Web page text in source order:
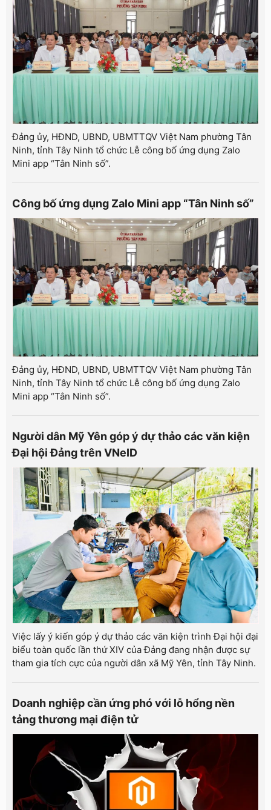
Đảng ủy, HĐND, UBND, UBMTTQV Việt Nam phường Tân
Ninh, tỉnh Tây Ninh tổ chức Lễ công bố ứng dụng Zalo
Mini app “Tân Ninh số”.
Công bố ứng dụng Zalo Mini app “Tân Ninh số”
Đảng ủy, HĐND, UBND, UBMTTQV Việt Nam phường Tân
Ninh, tỉnh Tây Ninh tổ chức Lễ công bố ứng dụng Zalo
Mini app “Tân Ninh số”.
Người dân Mỹ Yên góp ý dự thảo các văn kiện
Đại hội Đảng trên VNeID
Việc lấy ý kiến góp ý dự thảo các văn kiện trình Đại hội đại
biểu toàn quốc lần thứ XIV của Đảng đang nhận được sự
tham gia tích cực của người dân xã Mỹ Yên, tỉnh Tây Ninh.
Doanh nghiệp cần ứng phó với lỗ hổng nền
tảng thương mại điện tử